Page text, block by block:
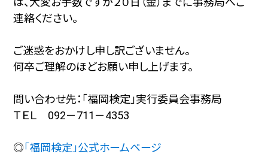
連絡ください。
ご迷惑をおかけし申し訳ございません。
何卒ご理解のほどお願い申し上げます。
問い合わせ先：「福岡検定」実行委員会事務局
ＴＥＬ 092－711－4353
◎「福岡検定」公式ホームページ